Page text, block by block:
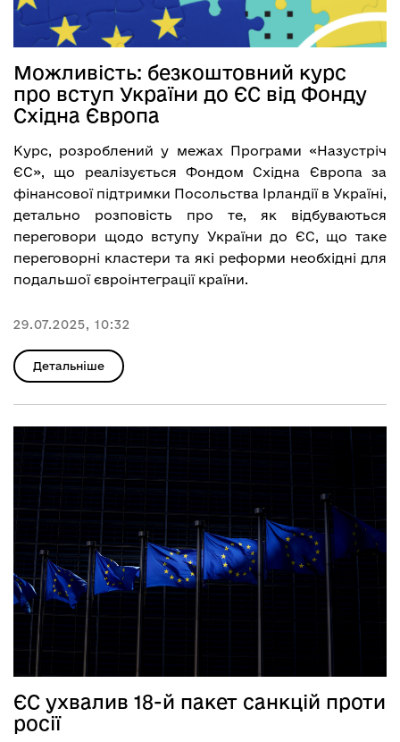
Можливість: безкоштовний курс
про вступ України до ЄС від Фонду
Східна Європа
Курс, розроблений у межах Програми «Назустріч
ЄС», що реалізується Фондом Східна Європа за
фінансової підтримки Посольства Ірландії в Україні,
детально розповість про те, як відбуваються
переговори щодо вступу України до ЄС, що таке
переговорні кластери та які реформи необхідні для
подальшої євроінтеграції країни.
29.07.2025, 10:32
Детальніше
ЄС ухвалив 18-й пакет санкцій проти
росії